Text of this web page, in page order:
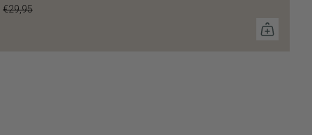
€29,95